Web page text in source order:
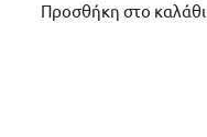
Προσθήκη στο καλάθι